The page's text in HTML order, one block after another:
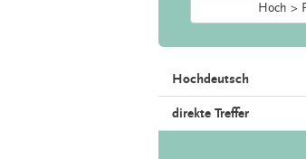
Hoch >
Hochdeutsch
direkte Treffer